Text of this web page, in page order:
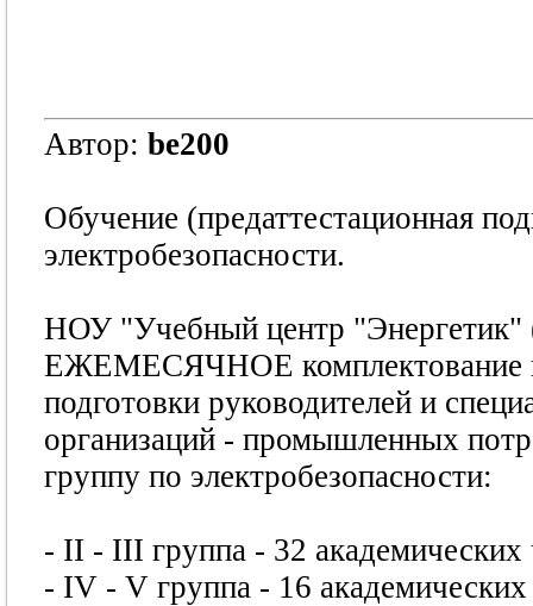
Автор: be200
Обучение (предаттестационная
электробезопасности.
НОУ "Учебный центр "Энергетик"
ЕЖЕМЕСЯЧНОЕ комплектование и
подготовки руководителей и
организаций - промышленных
группу по электробезопасности:
- II - III группа - 32 академических
- IV - V группа - 16